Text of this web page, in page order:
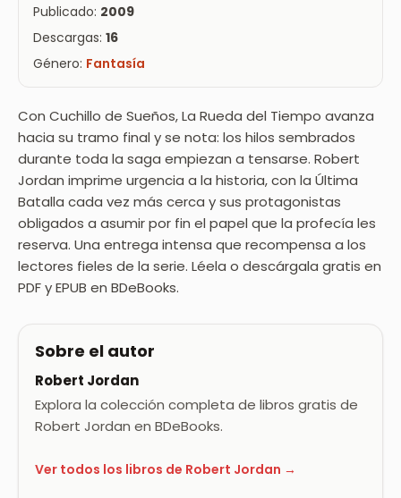
Publicado: 2009
Descargas: 16
Género: Fantasía
Con Cuchillo de Sueños, La Rueda del Tiempo avanza
hacia su tramo final y se nota: los hilos sembrados
durante toda la saga empiezan a tensarse. Robert
Jordan imprime urgencia a la historia, con la Última
Batalla cada vez más cerca y sus protagonistas
obligados a asumir por fin el papel que la profecía les
reserva. Una entrega intensa que recompensa a los
lectores fieles de la serie. Léela o descárgala gratis en
PDF y EPUB en BDeBooks.
Sobre el autor
Robert Jordan
Explora la colección completa de libros gratis de
Robert Jordan en BDeBooks.
Ver todos los libros de Robert Jordan →